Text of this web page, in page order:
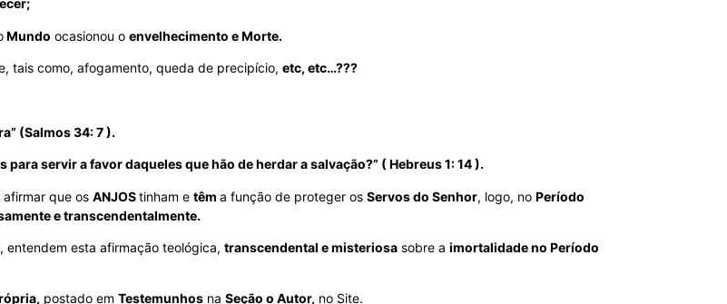
Mundo ocasionou o envelhecimento e Morte.
tais como, afogamento, queda de precipício, etc, etc…???
(Salmos 34: 7 ).
servir a favor daqueles que hão de herdar a salvação?” ( Hebreus 1: 14 ).
que os ANJOStinham e têm a função de proteger os Servos do Senhor, logo, no Período
e transcendentalmente.
entendem esta afirmação teológica, transcendental e misteriosa sobre a imortalidade no Período
postado em Testemunhos na Seção o Autor, no Site.